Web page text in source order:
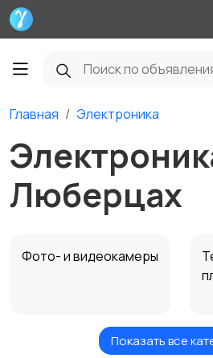
Главная Электроника
Люберцах
Фото- и видеокамеры
ТВ, аудио, видеоПоказать все